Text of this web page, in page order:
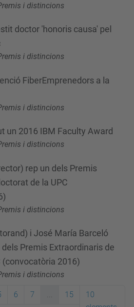
i distincions
doctor 'honoris causa' pel
i distincions
FiberEmprenedors a la
i distincions
un 2016 IBM Faculty Award
i distincions
rep un dels Premis
de la UPC
i distincions
i José María Barceló
Premis Extraordinaris de
(convocatòria 2016)
i distincions
6 7 ... 15
10